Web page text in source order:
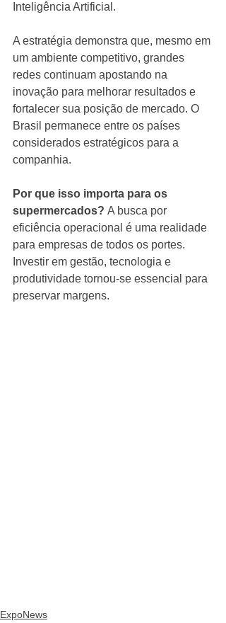
Inteligência Artificial.
A estratégia demonstra que, mesmo em
um ambiente competitivo, grandes
redes continuam apostando na
inovação para melhorar resultados e
fortalecer sua posição de mercado. O
Brasil permanece entre os países
considerados estratégicos para a
companhia.
Por que isso importa para os
supermercados? A busca por
eficiência operacional é uma realidade
para empresas de todos os portes.
Investir em gestão, tecnologia e
produtividade tornou-se essencial para
preservar margens.
ExpoNews